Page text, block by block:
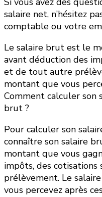
salaire net, n’hésitez
comptable ou votre
Le salaire brut est le
avant déduction des
et de tout autre
montant que vous
Comment calculer son
brut ?
Pour calculer son
connaître son salaire
montant que vous
impôts, des
prélèvement. Le
vous percevez après